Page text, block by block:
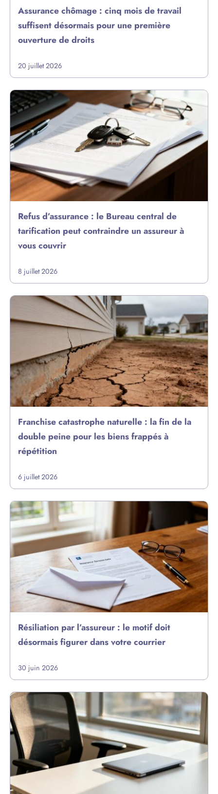
Assurance chômage : cinq mois de travail
suffisent désormais pour une première
ouverture de droits
20 juillet 2026
Refus d’assurance : le Bureau central de
tarification peut contraindre un assureur à
vous couvrir
8 juillet 2026
Franchise catastrophe naturelle : la fin de la
double peine pour les biens frappés à
répétition
6 juillet 2026
Résiliation par l’assureur : le motif doit
désormais figurer dans votre courrier
30 juin 2026